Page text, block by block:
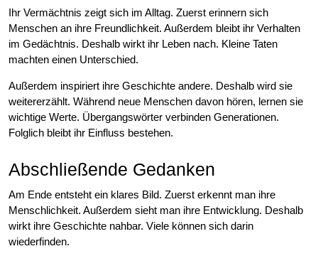
Ihr Vermächtnis zeigt sich im Alltag. Zuerst erinnern sich
Menschen an ihre Freundlichkeit. Außerdem bleibt ihr Verhalten
im Gedächtnis. Deshalb wirkt ihr Leben nach. Kleine Taten
machten einen Unterschied.
Außerdem inspiriert ihre Geschichte andere. Deshalb wird sie
weitererzählt. Während neue Menschen davon hören, lernen sie
wichtige Werte. Übergangswörter verbinden Generationen.
Folglich bleibt ihr Einfluss bestehen.
Abschließende Gedanken
Am Ende entsteht ein klares Bild. Zuerst erkennt man ihre
Menschlichkeit. Außerdem sieht man ihre Entwicklung. Deshalb
wirkt ihre Geschichte nahbar. Viele können sich darin
wiederfinden.